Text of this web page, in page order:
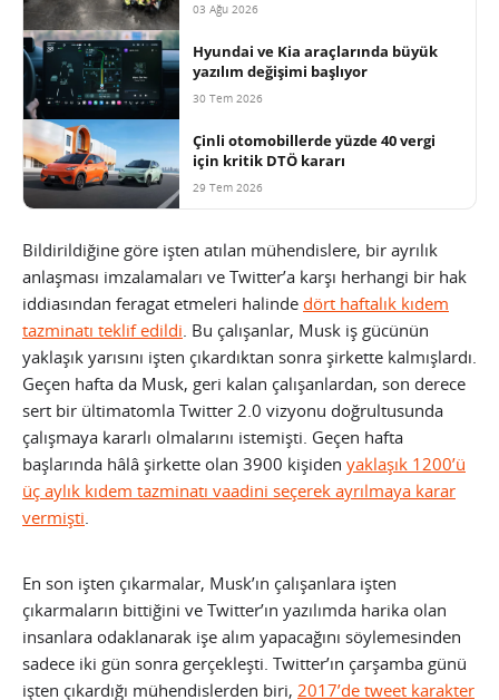
03 Ağu 2026
Hyundai ve Kia araçlarında büyük
yazılım değişimi başlıyor
30 Tem 2026
Çinli otomobillerde yüzde 40 vergi
için kritik DTÖ kararı
29 Tem 2026
Bildirildiğine göre işten atılan mühendislere, bir ayrılık
anlaşması imzalamaları ve Twitter’a karşı herhangi bir hak
iddiasından feragat etmeleri halinde dört haftalık kıdem
tazminatı teklif edildi. Bu çalışanlar, Musk iş gücünün
yaklaşık yarısını işten çıkardıktan sonra şirkette kalmışlardı.
Geçen hafta da Musk, geri kalan çalışanlardan, son derece
sert bir ültimatomla Twitter 2.0 vizyonu doğrultusunda
çalışmaya kararlı olmalarını istemişti. Geçen hafta
başlarında hâlâ şirkette olan 3900 kişiden yaklaşık 1200’ü
üç aylık kıdem tazminatı vaadini seçerek ayrılmaya karar
vermişti.
En son işten çıkarmalar, Musk’ın çalışanlara işten
çıkarmaların bittiğini ve Twitter’ın yazılımda harika olan
insanlara odaklanarak işe alım yapacağını söylemesinden
sadece iki gün sonra gerçekleşti. Twitter’ın çarşamba günü
işten çıkardığı mühendislerden biri, 2017’de tweet karakter